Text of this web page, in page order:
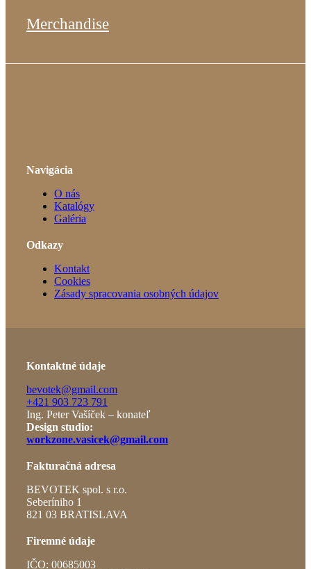
Merchandise
Navigácia
O nás
Katalógy
Galéria
Odkazy
Kontakt
Cookies
Zásady spracovania osobných údajov
Kontaktné údaje
bevotek@gmail.com
+421 903 723 791
Ing. Peter Vašíček – konateľ
Design studio:
workzone.vasicek@gmail.com
Fakturačná adresa
BEVOTEK spol. s r.o.
Seberíniho 1
821 03 BRATISLAVA
Firemné údaje
IČO: 00685003